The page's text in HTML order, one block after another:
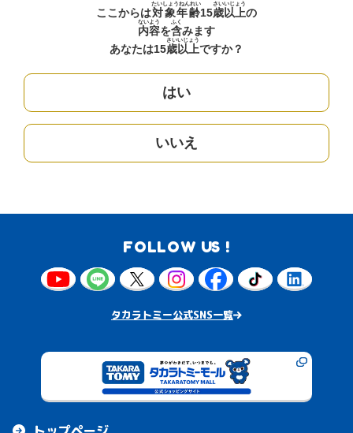
ここからは対象年齢
たいしょうねんれい
15歳
さい
以上
いじょう
の
内容
ないよう
を含
ふく
みます
あなたは15歳
さい
以上
いじょう
ですか？
はい
いいえ
FOLLOW US !
タカラトミー公式SNS一覧